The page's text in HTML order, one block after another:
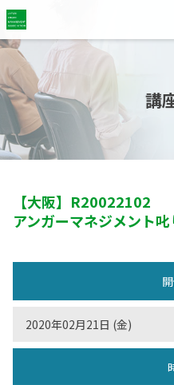
講
【大阪】 R20022102
アンガーマネジメント
2020年02月21日 (金)